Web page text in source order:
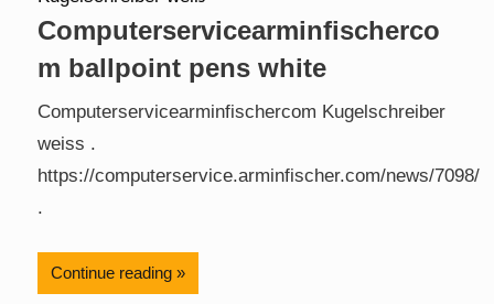
Computerservicearminfischerco
m ballpoint pens white
Computerservicearminfischercom Kugelschreiber
weiss .
https://computerservice.arminfischer.com/news/7098/
.
Continue reading